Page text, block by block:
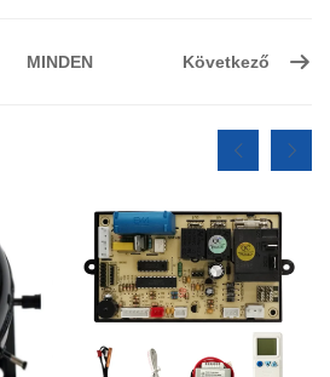
MINDEN Következő